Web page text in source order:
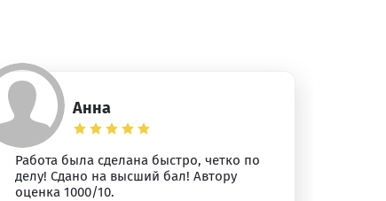
Анна
Работа была сделана быстро, четко по
делу! Сдано на высший бал! Автору
оценка 1000/10.